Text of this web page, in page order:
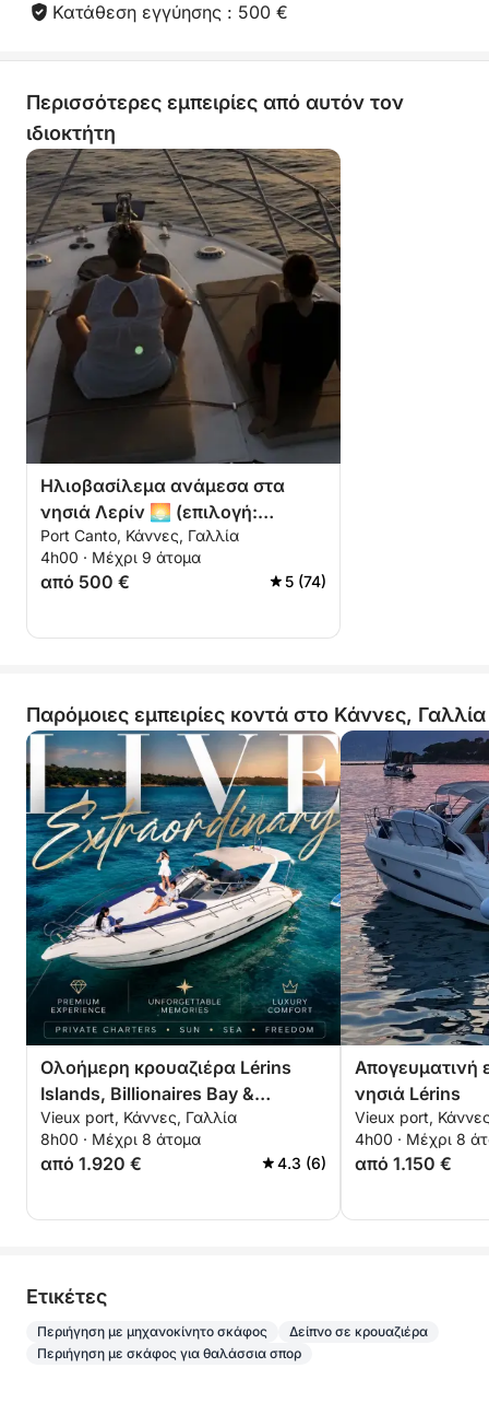
Κατάθεση εγγύησης : 500 €
Περισσότερες εμπειρίες από αυτόν τον
ιδιοκτήτη
Ηλιοβασίλεμα ανάμεσα στα
νησιά Λερίν 🌅 (επιλογή:
βραδιές με πυροτεχνήματα 🎆)
Port Canto, Κάννες, Γαλλία
4h00 · Μέχρι 9 άτομα
από 500 € 5 (74)
Παρόμοιες εμπειρίες κοντά στο Κάννες, Γαλλία
Ολοήμερη κρουαζιέρα Lérins
Islands, Billionaires Bay &
Théoule-sur-Mer
Vieux port, Κάννες, Γαλλία
8h00 · Μέχρι 8 άτομα
από 1.920 € 4.3 (6)
Απογευματινή
νησιά Lérins
Vieux port,
4h00 · Μέχρι 8
από 1.150 €
Eτικέτες
Περιήγηση με μηχανοκίνητο σκάφος
Δείπνο σε κρουαζιέρα
Περιήγηση με σκάφος για θαλάσσια σπορ